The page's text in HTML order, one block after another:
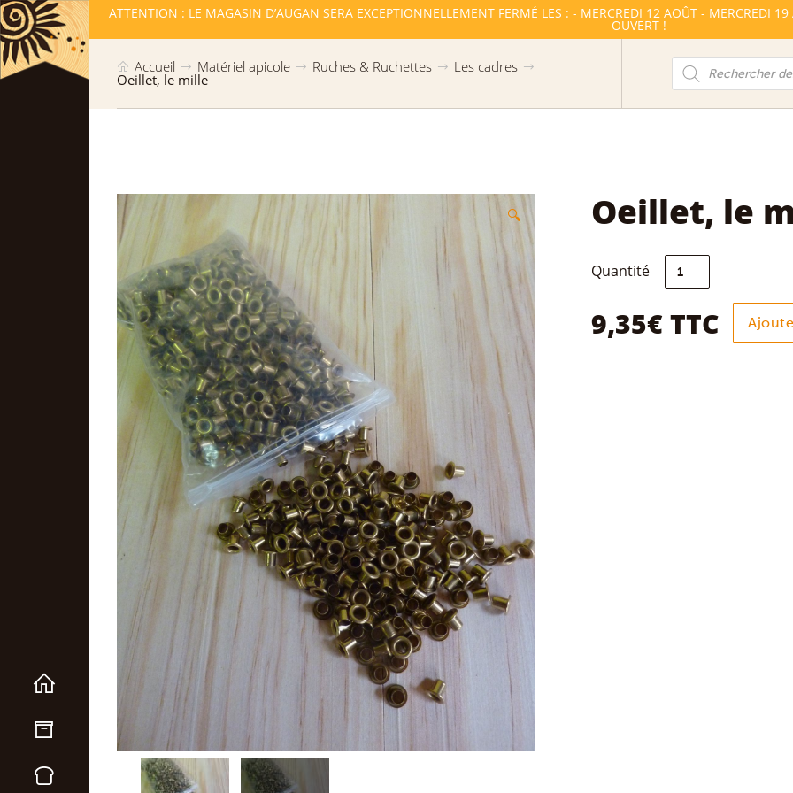
RESTE ATTENTION : LE MAGASIN D’AUGAN SERA EXCEPTIONNELLEMENT FERMÉ LES : - MERCREDI 12 AOÛT - MERCREDI
OUVERT !
Accueil Matériel apicole Ruches & Ruchettes Les cadres
Oeillet, le mille
Recherche
de
produits
🔍 Oeillet, le
Quantité quantité
de
Oeillet,
le
mille
9,35€ TTC